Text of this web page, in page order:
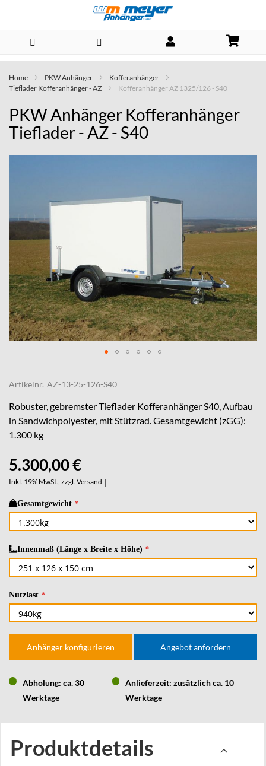
Direkt
zum
Inhalt
Home PKW Anhänger
Kofferanhänger
Tieflader Kofferanhänger - AZ
Kofferanhänger AZ 1325/126 - S40
PKW Anhänger Kofferanhänger
Tieflader - AZ - S40
Skip
the
gallery
the
beginning
of
the
images
Artikelnr. AZ-13-25-126-S40
Robuster, gebremster Tieflader Kofferanhänger S40, Aufbau
in Sandwichpolyester, mit Stützrad. Gesamtgewicht (zGG):
1.300 kg
5.300,00 €
Inkl. 19% MwSt., zzgl. Versand |
Gesamtgewicht
Innenmaß (Länge x Breite x Höhe)
Nutzlast
Anhänger konfigurieren Angebot anfordern
Abholung: ca. 30
Werktage
Anlieferzeit: zusätzlich ca. 10
Werktage
Produktdetails